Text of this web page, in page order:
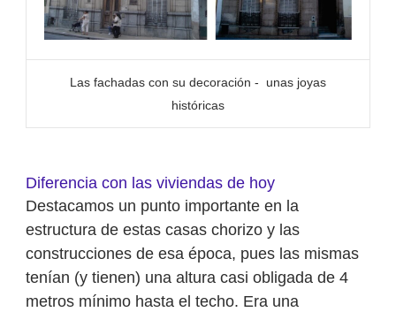
Las fachadas con su decoración - unas joyas
históricas
Diferencia con las viviendas de hoy
Destacamos un punto importante en la
estructura de estas casas chorizo y las
construcciones de esa época, pues las mismas
tenían (y tienen) una altura casi obligada de 4
metros mínimo hasta el techo. Era una